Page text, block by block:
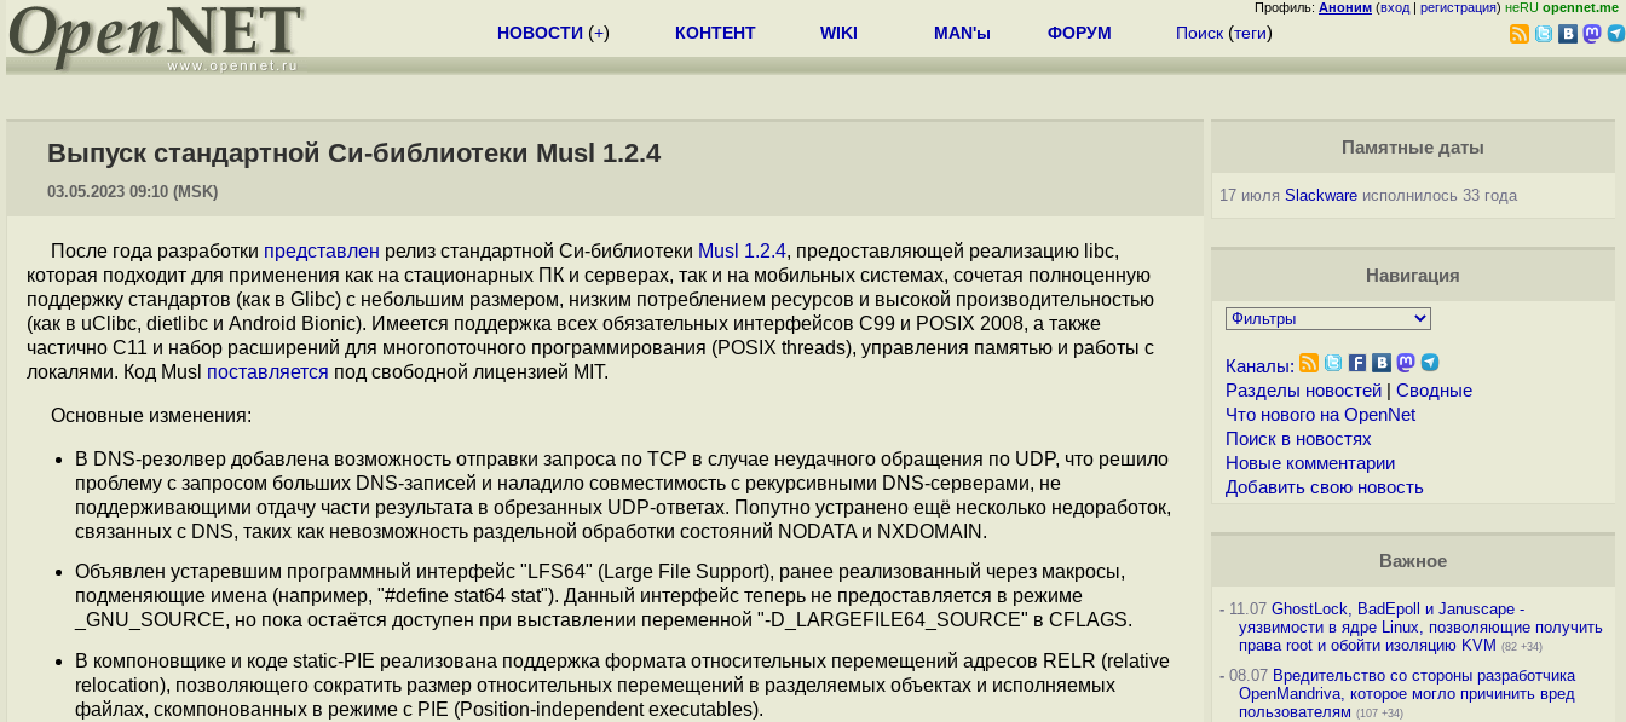
Профиль: Аноним (вход | регистрация) неRU opennet.me
НОВОСТИ (+) КОНТЕНТ WIKI MAN'ы ФОРУМ Поиск (теги)
Выпуск стандартной Си-библиотеки Musl 1.2.4
03.05.2023 09:10 (MSK)
После года разработки представлен релиз стандартной Си-библиотеки Musl 1.2.4, предоставляющей реализацию libc,
которая подходит для применения как на стационарных ПК и серверах, так и на мобильных системах, сочетая полноценную
поддержку стандартов (как в Glibc) с небольшим размером, низким потреблением ресурсов и высокой производительностью
(как в uClibc, dietlibc и Android Bionic). Имеется поддержка всех обязательных интерфейсов C99 и POSIX 2008, а также
частично C11 и набор расширений для многопоточного программирования (POSIX threads), управления памятью и работы с
локалями. Код Musl поставляется под свободной лицензией MIT.
Основные изменения:
В DNS-резолвер добавлена возможность отправки запроса по TCP в случае неудачного обращения по UDP, что решило
проблему с запросом больших DNS-записей и наладило совместимость с рекурсивными DNS-серверами, не
поддерживающими отдачу части результата в обрезанных UDP-ответах. Попутно устранено ещё несколько недоработок,
связанных с DNS, таких как невозможность раздельной обработки состояний NODATA и NXDOMAIN.
Объявлен устаревшим программный интерфейс "LFS64" (Large File Support), ранее реализованный через макросы,
подменяющие имена (например, "#define stat64 stat"). Данный интерфейс теперь не предоставляется в режиме
_GNU_SOURCE, но пока остаётся доступен при выставлении переменной "-D_LARGEFILE64_SOURCE" в CFLAGS.
В компоновщике и коде static-PIE реализована поддержка формата относительных перемещений адресов RELR (relative
relocation), позволяющего сократить размер относительных перемещений в разделяемых объектах и исполняемых
файлах, скомпонованных в режиме с PIE (Position-independent executables).
Памятные даты
17 июля Slackwareисполнилось 33 года
Навигация
Каналы:
Разделы новостей| Сводные
Что нового на OpenNet
Поиск в новостях
Новые комментарии
Добавить свою новость
Важное
-11.07 GhostLock, BadEpoll и Januscape -
уязвимости в ядре Linux, позволяющие получить
права root и обойти изоляцию KVM (82 +34)
-08.07 Вредительство со стороны разработчика
OpenMandriva, которое могло причинить вред
пользователям (107 +34)